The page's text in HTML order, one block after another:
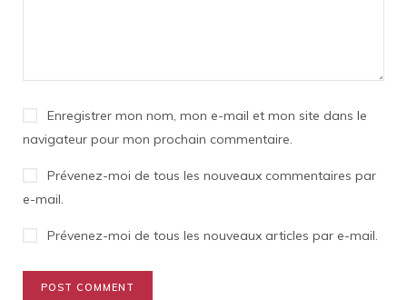
Enregistrer mon nom, mon e-mail et mon site dans le
navigateur pour mon prochain commentaire.
Prévenez-moi de tous les nouveaux commentaires par
e-mail.
Prévenez-moi de tous les nouveaux articles par e-mail.